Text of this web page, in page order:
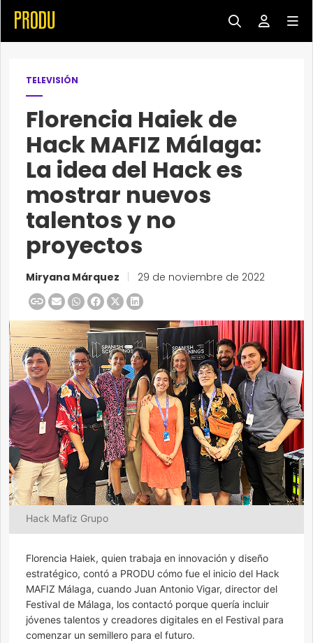
TELEVISIÓN
Florencia Haiek de
Hack MAFIZ Málaga:
La idea del Hack es
mostrar nuevos
talentos y no
proyectos
Miryana Márquez 29 de noviembre de 2022
Hack Mafiz Grupo
Florencia Haiek, quien trabaja en innovación y diseño
estratégico, contó a PRODU cómo fue el inicio del Hack
MAFIZ Málaga, cuando Juan Antonio Vigar, director del
Festival de Málaga, los contactó porque quería incluir
jóvenes talentos y creadores digitales en el Festival para
comenzar un semillero para el futuro.